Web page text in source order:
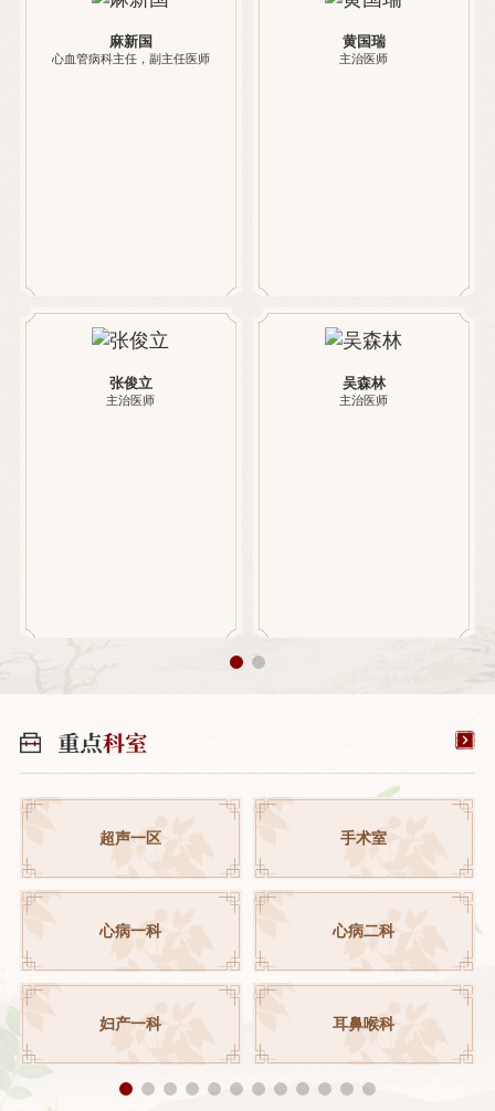
麻新国
心血管病科主任，副主任医师
黄国瑞
主治医师
张俊立
主治医师
吴森林
主治医师
超声一区 手术室
心病一科 心病二科
妇产一科 耳鼻喉科